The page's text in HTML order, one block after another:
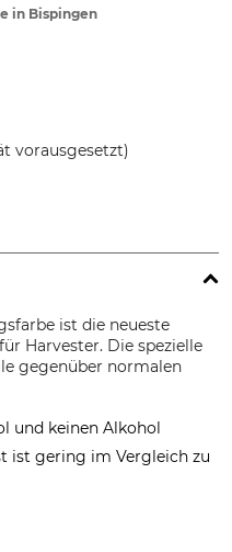
in Bispingen
vorausgesetzt)
ist die neueste
Harvester. Die spezielle
gegenüber normalen
und keinen Alkohol
ist gering im Vergleich zu